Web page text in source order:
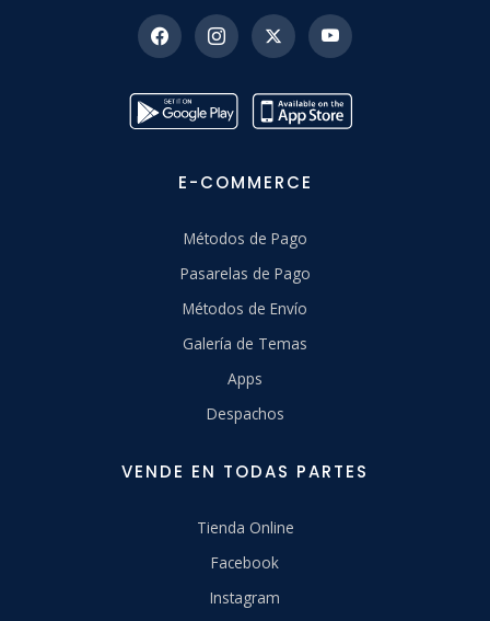
E-COMMERCE
Métodos de Pago
Pasarelas de Pago
Métodos de Envío
Galería de Temas
Apps
Despachos
VENDE EN TODAS PARTES
Tienda Online
Facebook
Instagram